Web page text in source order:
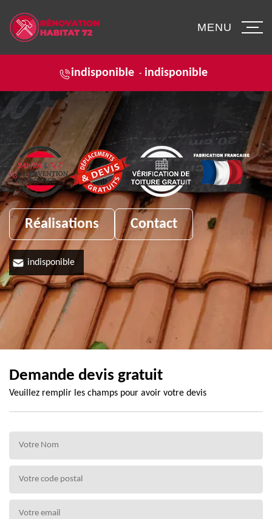
indisponible - indisponible
MENU
Réalisations Contact
indisponible
Demande devis gratuit
Veuillez remplir les champs pour avoir votre devis